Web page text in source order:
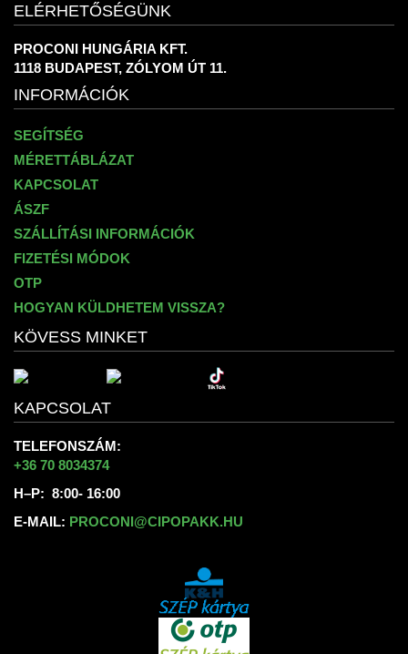
ELÉRHETŐSÉGÜNK
PROCONI HUNGÁRIA KFT.
1118 BUDAPEST, ZÓLYOM ÚT 11.
INFORMÁCIÓK
SEGÍTSÉG
MÉRETTÁBLÁZAT
KAPCSOLAT
ÁSZF
SZÁLLÍTÁSI INFORMÁCIÓK
FIZETÉSI MÓDOK
OTP
HOGYAN KÜLDHETEM VISSZA?
KÖVESS MINKET
KAPCSOLAT
TELEFONSZÁM:
+36 70 8034374
H–P: 8:00- 16:00
E-MAIL: PROCONI@CIPOPAKK.HU